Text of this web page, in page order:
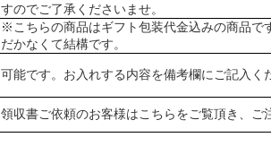
すのでご了承くださいませ。
※こちらの商品はギフト包装代金込みの商品で
だかなくて結構です。
可能です。お入れする内容を備考欄にご記入く
領収書ご依頼のお客様はこちらをご覧頂き、ご